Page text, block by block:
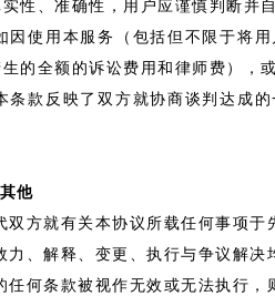
性、准确性，用户应谨慎判断并
因使用本服务（包括但不限于将
的全额的诉讼费用和律师费），
条款反映了双方就协商谈判达成
他
双方就有关本协议所载任何事项于
力、解释、变更、执行与争议解
任何条款被视作无效或无法执行